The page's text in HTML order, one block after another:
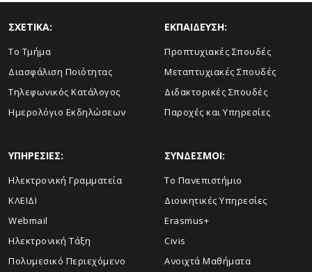
ΣΧΕΤΙΚΑ:
Το Τμήμα
Διασφάλιση Ποιότητας
Τηλεφωνικός Κατάλογος
Ημερολόγιο Εκδηλώσεων
ΕΚΠΑΙΔΕΥΣΗ:
Προπτυχιακές Σπουδές
Μεταπτυχιακές Σπουδές
Διδακτορικές Σπουδές
Παροχές και Υπηρεσίες
ΥΠΗΡΕΣΙΕΣ:
Ηλεκτρονική Γραμματεία
ΚΛΕΙΔΙ
Webmail
Ηλεκτρονική Τάξη
Πολυμεσικό Περιεχόμενο
ΣΥΝΔΕΣΜΟΙ:
Το Πανεπιστήμιο
Διοικητικές Υπηρεσίες
Erasmus+
Civis
Ανοιχτά Μαθήματα